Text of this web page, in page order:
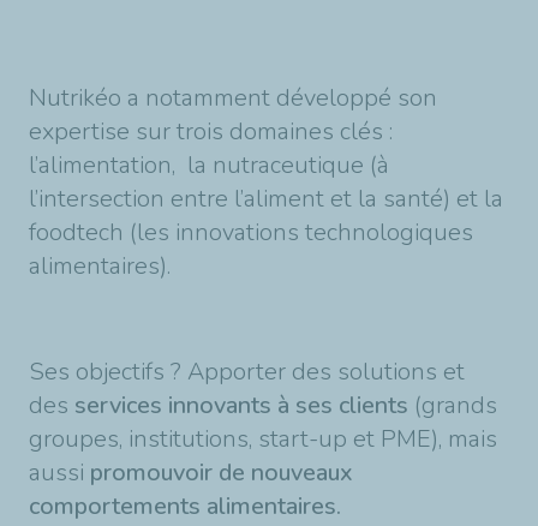
Nutrikéo a notamment développé son
expertise sur trois domaines clés :
l’alimentation, la nutraceutique (à
l’intersection entre l’aliment et la santé) et la
foodtech (les innovations technologiques
alimentaires).
Ses objectifs ? Apporter des solutions et
des services innovants à ses clients (grands
groupes, institutions, start-up et PME), mais
aussi promouvoir de nouveaux
comportements alimentaires.